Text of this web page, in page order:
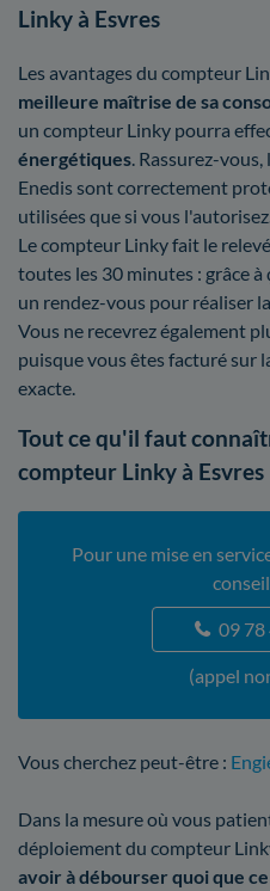
Linky à Esvres
Les avantages du compteur
meilleure maîtrise de sa
un compteur Linky pourra
énergétiques . Rassurez-
Enedis sont correctement
utilisées que si vous l'autorisez.
Le compteur Linky fait le
toutes les 30 minutes : grâce
un rendez-vous pour réaliser
Vous ne recevrez également
puisque vous êtes facturé sur
exacte.
Tout ce qu'il faut
compteur Linky à Esvres
Pour une mise en
09 78
(appel
Vous cherchez peut-être :
Dans la mesure où vous
déploiement du compteur
avoir à débourser quoi que